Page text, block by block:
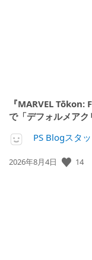
『MARVEL
で「デフォルメアク
PS Blogスタ
公
2026年8月4日 14